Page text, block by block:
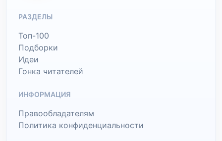
РАЗДЕЛЫ
Топ-100
Подборки
Идеи
Гонка читателей
ИНФОРМАЦИЯ
Правообладателям
Политика конфиденциальности